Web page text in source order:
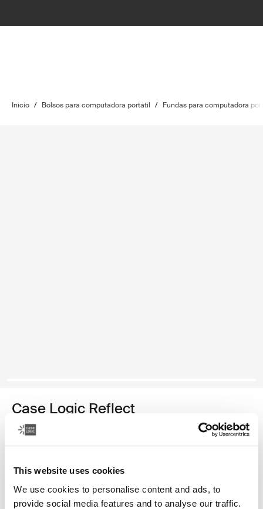
This website uses cookies
We use cookies to personalise content and ads, to
provide social media features and to analyse our traffic.
Inicio / Bolsos para computadora portátil / Fundas para computadora
Case Logic Reflect
funda para computadora portátil de 14 pulgadas
Color
Case Logic Reflect 14" Laptop Sleeve Púrpura concentrado
Case Logic Reflect 14" Laptop Sleeve Rojo tenue (selected)
Case Logic Reflect 14" Laptop Sleeve Boulder Beige
Case Logic Reflect 14" Laptop Sleeve Negro
Case Logic Reflect 14" Laptop Sleeve Pomelo Pink